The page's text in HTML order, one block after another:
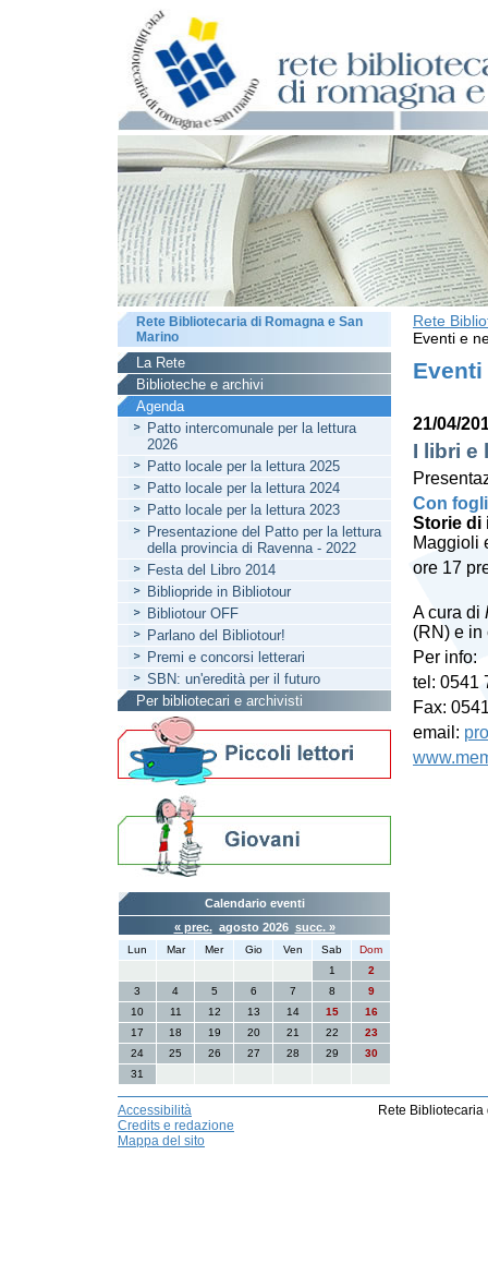
Rete
Eventi e
Eventi
21/04/
I libri e
Con
Storie di
Maggioli
ore 17
A cura di
(RN) e
Per info:
tel: 0541
Fax:
email:
Rete Bibliotecaria di Romagna e San
Marino
La Rete
Biblioteche e archivi
Agenda
Patto intercomunale per la lettura
2026
Patto locale per la lettura 2025
Patto locale per la lettura 2024
Patto locale per la lettura 2023
Presentazione del Patto per la lettura
della provincia di Ravenna - 2022
Festa del Libro 2014
Bibliopride in Bibliotour
Bibliotour OFF
Parlano del Bibliotour!
Premi e concorsi letterari
SBN: un'eredità per il futuro
Per bibliotecari e archivisti
Calendario eventi
« prec.agosto 2026 succ. »
Lun Mar Mer Gio Ven Sab
Dom
1
2
3
4 5 6 7 8
9
10
11 12 13 14 15
16
17
18 19 20 21 22
23
24
25 26 27 28 29
30
31
Accessibilità
Credits e redazione
Mappa del sito
Rete